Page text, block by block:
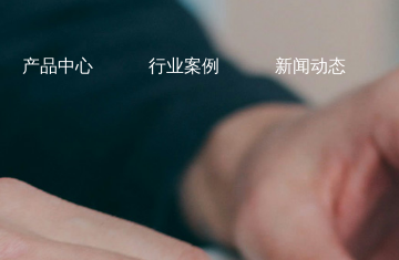
产品中心 行业案例
新能源汽车
新闻动态